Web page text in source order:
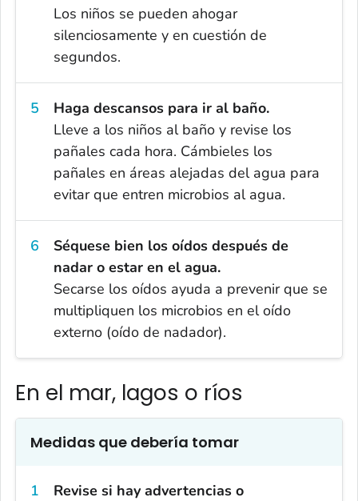
Los niños se pueden ahogar
silenciosamente y en cuestión de
segundos.
Haga descansos para ir al baño.
Lleve a los niños al baño y revise los
pañales cada hora. Cámbieles los
pañales en áreas alejadas del agua para
evitar que entren microbios al agua.
Séquese bien los oídos después de
nadar o estar en el agua.
Secarse los oídos ayuda a prevenir que se
multipliquen los microbios en el oído
externo (oído de nadador).
En el mar, lagos o ríos
Medidas que debería tomar
Revise si hay advertencias o